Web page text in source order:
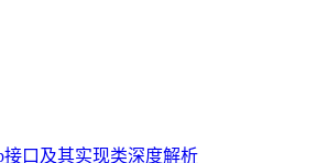
接口及其实现类深度解析